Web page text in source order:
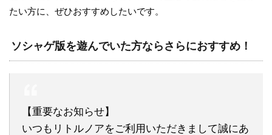
たい方に、ぜひおすすめしたいです。
ソシャゲ版を遊んでいた方ならさらにおすすめ！
【重要なお知らせ】
いつもリトルノアをご利用いただきまして誠にあ